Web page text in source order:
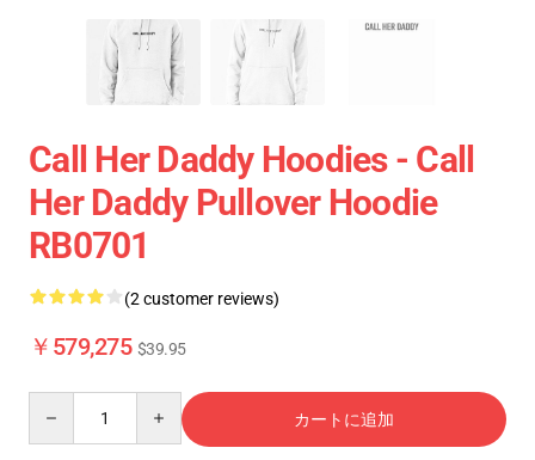
Call Her Daddy Hoodies - Call
Her Daddy Pullover Hoodie
RB0701
(2 customer reviews)
￥579,275 $39.95
カートに追加